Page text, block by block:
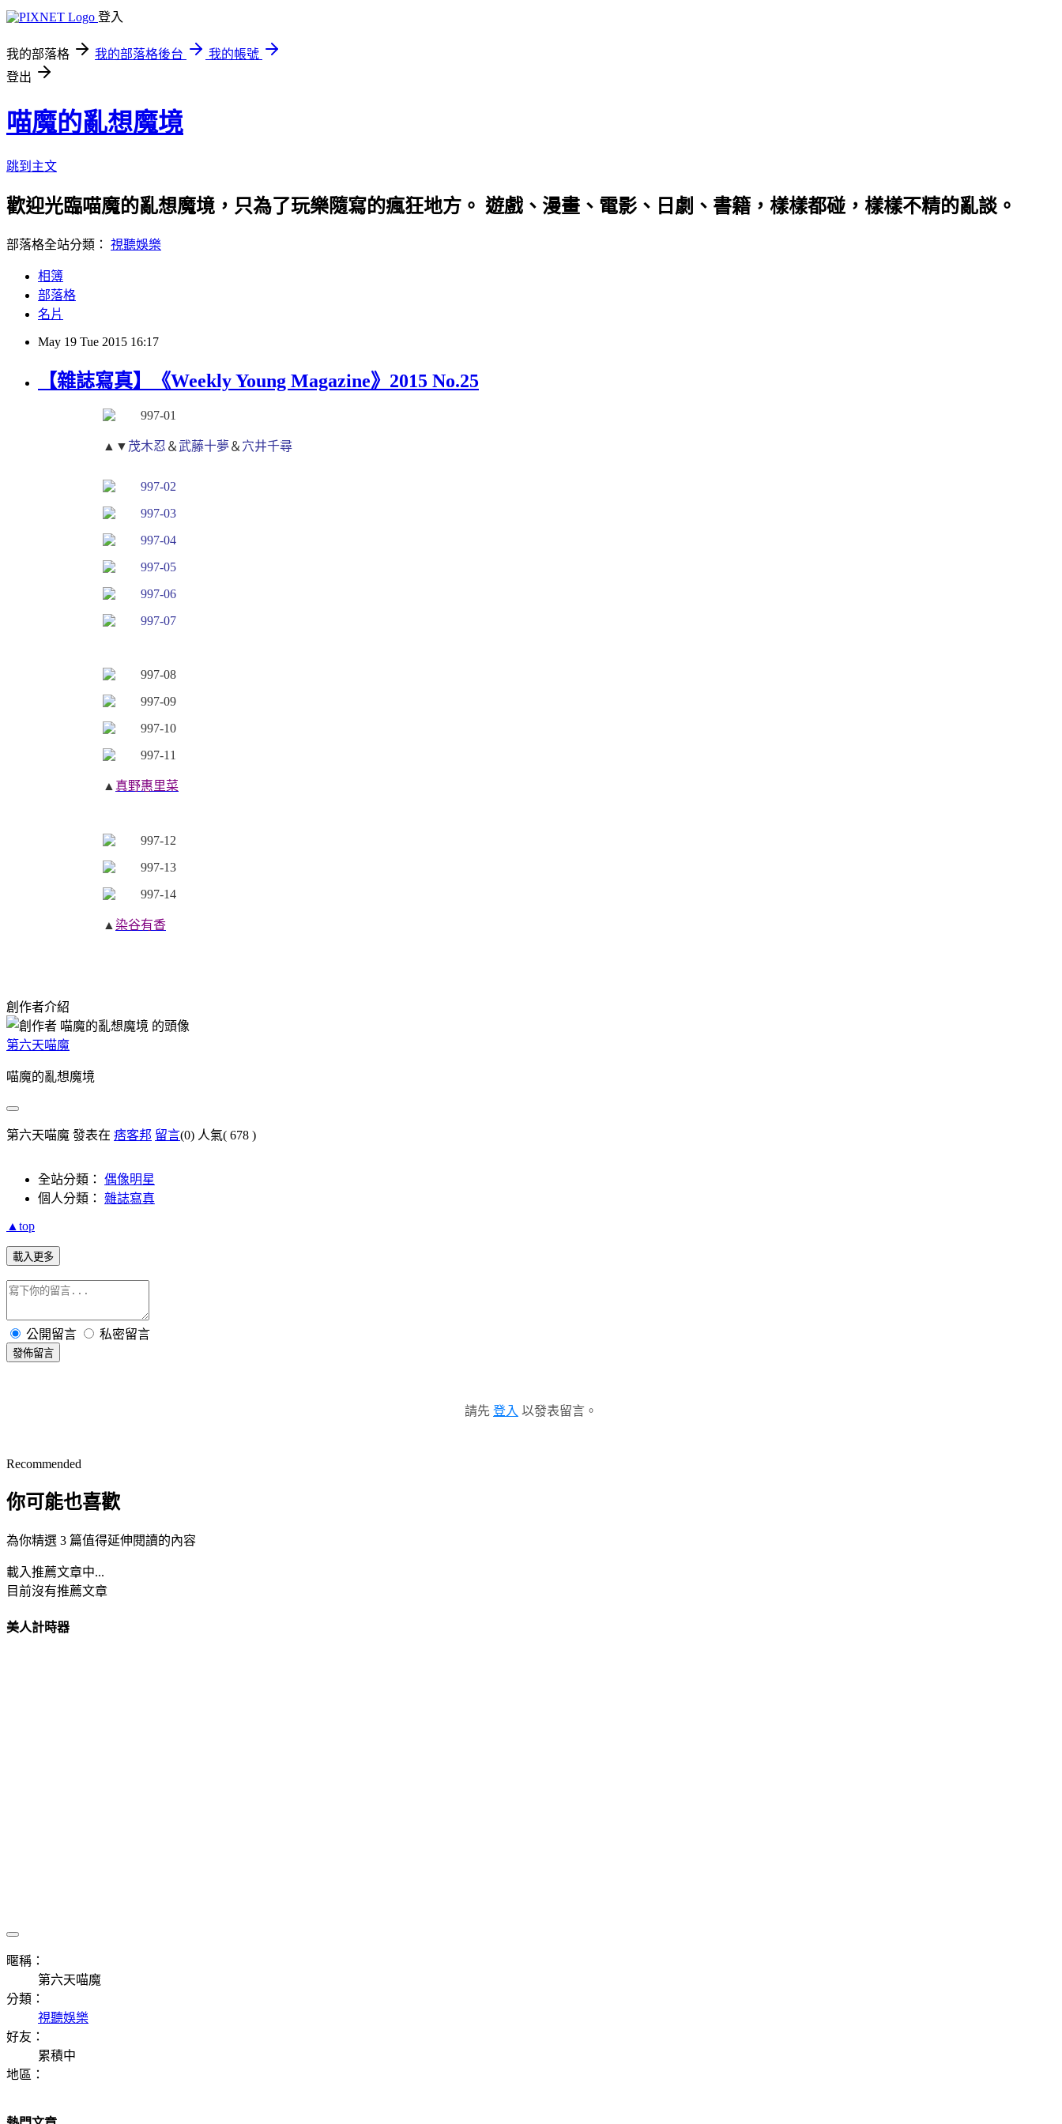
登入
我的部落格 我的部落格後台
我的帳號
登出
喵魔的亂想魔境
跳到主文
歡迎光臨喵魔的亂想魔境，只為了玩樂隨寫的瘋狂地方。 遊戲、漫畫、電影、日劇、書籍，樣樣都碰，樣樣不精的亂談。
部落格全站分類： 視聽娛樂
相簿
部落格
名片
May 19 Tue 2015 16:17
【雜誌寫真】《Weekly Young Magazine》2015 No.25
▲▼ 茂木忍 ＆武藤十夢 ＆ 穴井千尋
▲ 真野惠里菜
▲ 染谷有香
創作者介紹
第六天喵魔
喵魔的亂想魔境
第六天喵魔 發表在 痞客邦 留言(0) 人氣( 678 )
全站分類： 偶像明星
個人分類： 雜誌寫真
▲top
載入更多
公開留言 私密留言
發佈留言
請先 登入 以發表留言。
Recommended
你可能也喜歡
為你精選 3 篇值得延伸閱讀的內容
載入推薦文章中...
目前沒有推薦文章
美人計時器
暱稱：
第六天喵魔
分類：
視聽娛樂
好友：
累積中
地區：